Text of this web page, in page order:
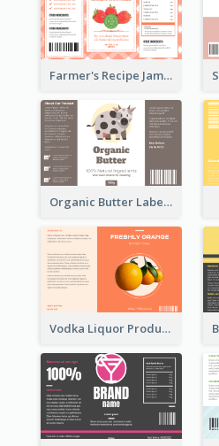
Farmer's Recipe Jam Label
Organic Butter Label
Vodka Liquor Product Label